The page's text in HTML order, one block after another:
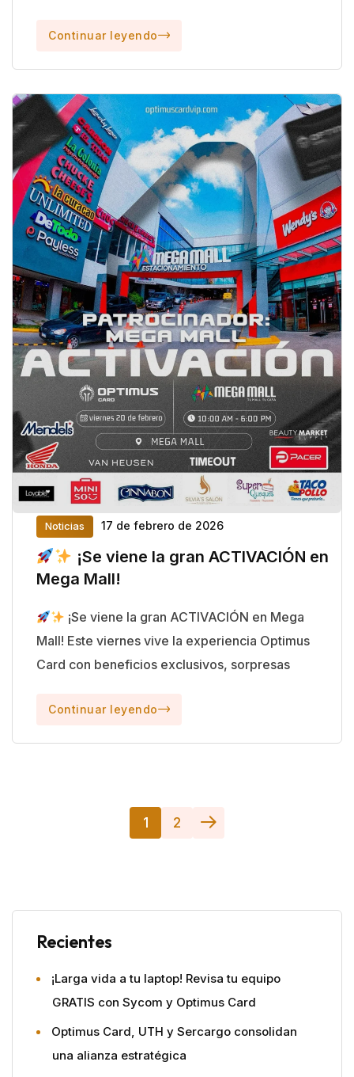
Continuar leyendo
Noticias 17 de febrero de 2026
¡Se viene la gran ACTIVACIÓN en
Mega Mall!
¡Se viene la gran ACTIVACIÓN en Mega
Mall! Este viernes vive la experiencia Optimus
Card con beneficios exclusivos, sorpresas
Continuar leyendo
1 2
Recientes
¡Larga vida a tu laptop! Revisa tu equipo
GRATIS con Sycom y Optimus Card
Optimus Card, UTH y Sercargo consolidan
una alianza estratégica